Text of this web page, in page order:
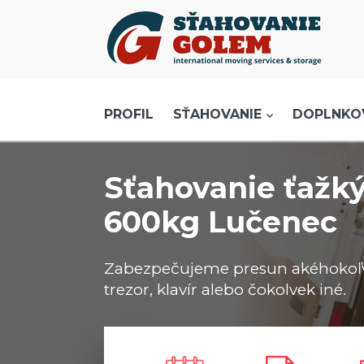
Menu
SŤAHOVANIE - SŤAHOVACIE SLUŽBY
DOPRAVA - DOPRAVNÉ SLUŽBY
SKLADOVANIE
PROFIL SŤAHOVANIE
Sťahovanie
600kg Lučenec
Zabezpečujeme presun
trezor, klavír alebo čokolvek iné.